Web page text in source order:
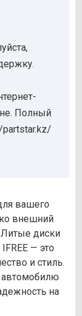
Полный
вашего
внешний
Литые диски
— это
и стиль.
на